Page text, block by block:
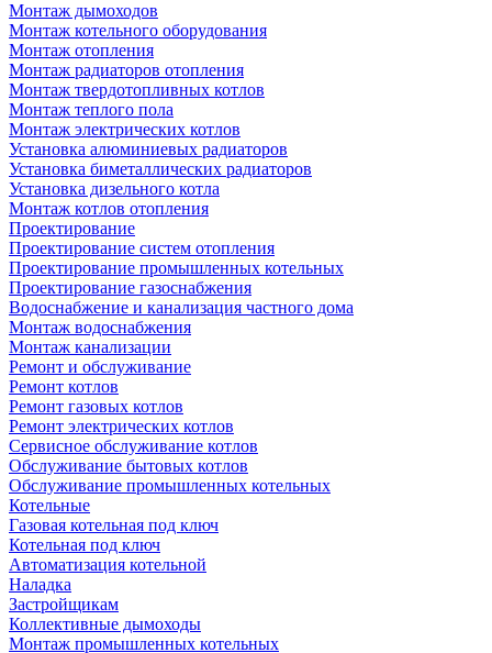
Монтаж дымоходов
Монтаж котельного оборудования
Монтаж отопления
Монтаж радиаторов отопления
Монтаж твердотопливных котлов
Монтаж теплого пола
Монтаж электрических котлов
Установка алюминиевых радиаторов
Установка биметаллических радиаторов
Установка дизельного котла
Монтаж котлов отопления
Проектирование
Проектирование систем отопления
Проектирование промышленных котельных
Проектирование газоснабжения
Водоснабжение и канализация частного дома
Монтаж водоснабжения
Монтаж канализации
Ремонт и обслуживание
Ремонт котлов
Ремонт газовых котлов
Ремонт электрических котлов
Сервисное обслуживание котлов
Обслуживание бытовых котлов
Обслуживание промышленных котельных
Котельные
Газовая котельная под ключ
Котельная под ключ
Автоматизация котельной
Наладка
Застройщикам
Коллективные дымоходы
Монтаж промышленных котельных